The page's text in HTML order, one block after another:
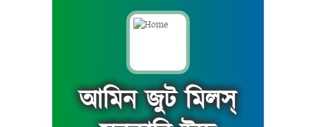
আমিন জুট মিলস্